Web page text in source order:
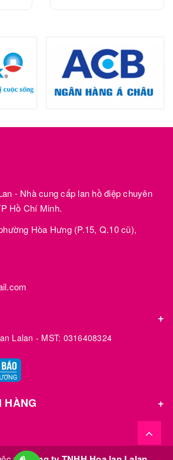
- Nhà cung cấp lan hồ điệp chuyên
Hồ Chí Minh.
Hòa Hưng (P.15, Q.10 cũ),
Lalan - MST: 0316408324
HÀNG